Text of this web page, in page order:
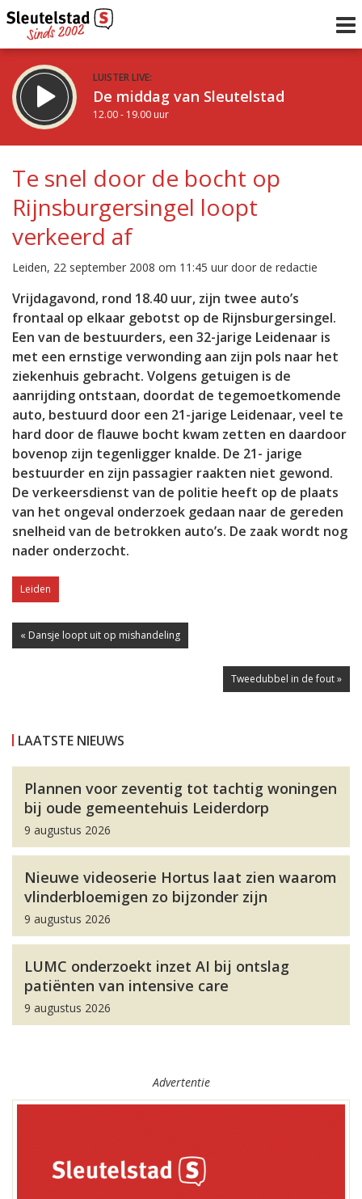
LUISTER LIVE:
De middag van Sleutelstad
12.00 - 19.00 uur
De avond van Sleutelstad
19.00 - 22.00 uur
Vorig uur
uur 1 van 0
Inklappen
Te snel door de bocht op
Rijnsburgersingel loopt
verkeerd af
Leiden, 22 september 2008 om 11:45 uur door de redactie
Vrijdagavond, rond 18.40 uur, zijn twee auto’s
frontaal op elkaar gebotst op de Rijnsburgersingel.
Een van de bestuurders, een 32-jarige Leidenaar is
met een ernstige verwonding aan zijn pols naar het
ziekenhuis gebracht. Volgens getuigen is de
aanrijding ontstaan, doordat de tegemoetkomende
auto, bestuurd door een 21-jarige Leidenaar, veel te
hard door de flauwe bocht kwam zetten en daardoor
bovenop zijn tegenligger knalde. De 21- jarige
bestuurder en zijn passagier raakten niet gewond.
De verkeersdienst van de politie heeft op de plaats
van het ongeval onderzoek gedaan naar de gereden
snelheid van de betrokken auto’s. De zaak wordt nog
nader onderzocht.
Leiden
« Dansje loopt uit op mishandeling
Tweedubbel in de fout »
LAATSTE NIEUWS
Plannen voor zeventig tot tachtig woningen
bij oude gemeentehuis Leiderdorp
9 augustus 2026
Nieuwe videoserie Hortus laat zien waarom
vlinderbloemigen zo bijzonder zijn
9 augustus 2026
LUMC onderzoekt inzet AI bij ontslag
patiënten van intensive care
9 augustus 2026
Advertentie